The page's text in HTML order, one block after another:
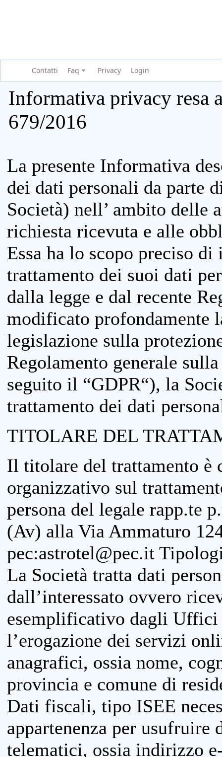
Contatti Faq Privacy Login
Informativa privacy resa
679/2016
La presente Informativa
dei dati personali da parte
Società) nell’ ambito delle
richiesta ricevuta e alle
Essa ha lo scopo preciso
trattamento dei suoi dati
dalla legge e dal recente
modificato profondamente
legislazione sulla
Regolamento generale
seguito il “GDPR“), la
trattamento dei dati
TITOLARE DEL
Il titolare del trattamento è
organizzativo sul
persona del legale rapp.te
(Av) alla Via Ammaturo
pec:astrotel@pec.it
La Società tratta dati
dall’interessato ovvero
esemplificativo dagli
l’erogazione dei servizi
anagrafici, ossia nome,
provincia e comune di
Dati fiscali, tipo ISEE
appartenenza per
telematici, ossia indirizzo